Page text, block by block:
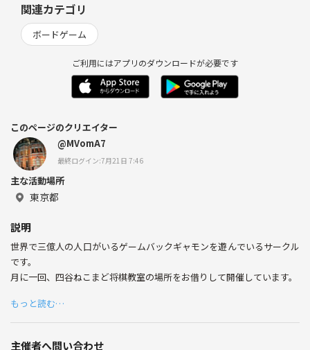
関連カテゴリ
ボードゲーム
ご利用にはアプリのダウンロードが必要です
このページのクリエイター
@MVomA7
最終ログイン:7月21日 7:46
主な活動場所
東京都
説明
世界で三億人の人口がいるゲームバックギャモンを遊んでいるサークル
です。
月に一回、四谷ねこまど将棋教室の場所をお借りして開催しています。
もっと読む…
主催者へ問い合わせ